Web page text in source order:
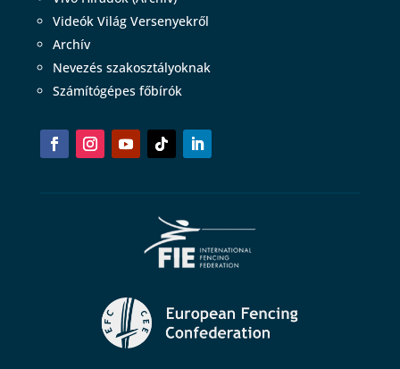
Videók Világ Versenyekről
Archív
Nevezés szakosztályoknak
Számítógépes főbírók